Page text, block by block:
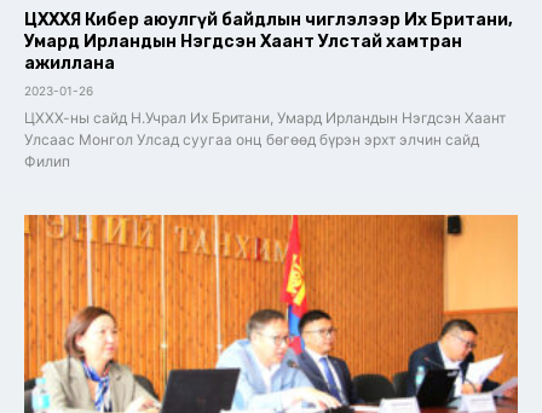
ЦХХХЯ Кибер аюулгүй байдлын чиглэлээр Их Британи,
Умард Ирландын Нэгдсэн Хаант Улстай хамтран
ажиллана
2023-01-26
ЦХХХ-ны сайд Н.Учрал Их Британи, Умард Ирландын Нэгдсэн Хаант
Улсаас Монгол Улсад суугаа онц бөгөөд бүрэн эрхт элчин сайд
Филип